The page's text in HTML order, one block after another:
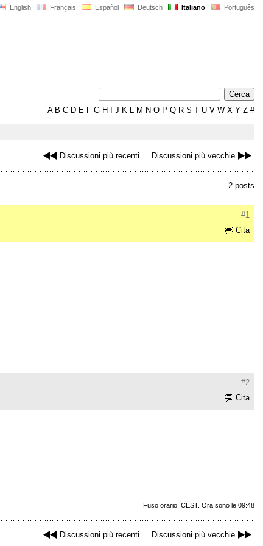
English Français Español Deutsch Italiano Português
AB C D E F G H J K L M N O P Q R S T U V W X Y Z #
Discussioni più recenti Discussioni più vecchie
2 posts
#1
Cita
#2
Cita
Fuso orario: CEST. Ora sono le 09:48
Discussioni più recenti Discussioni più vecchie